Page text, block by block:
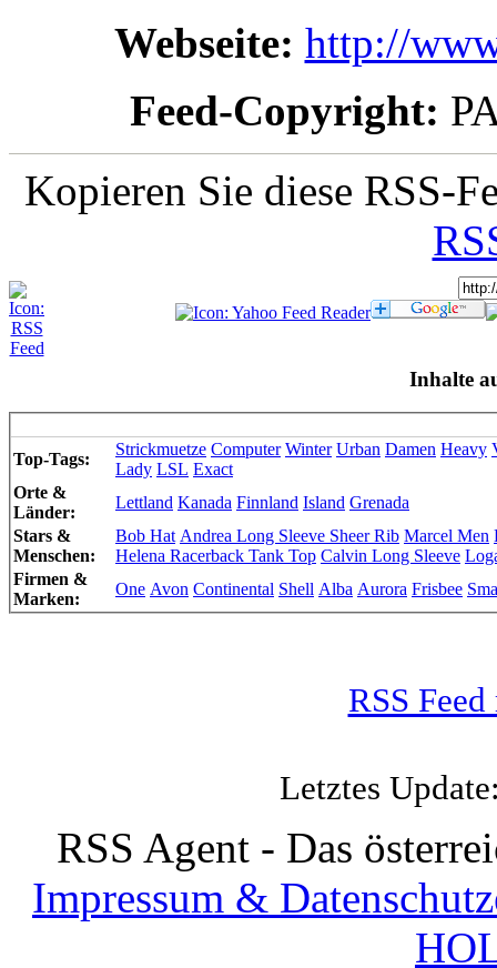
Webseite: http://
Feed-Copyright:
Kopieren Sie diese RSS-
Inhalte
Top-Tags:
Strickmuetze Computer Winter Urban Damen Heavy
Lady LSL Exact
Orte &
Länder:
Lettland Kanada Finnland Island Grenada
Stars &
Menschen:
Bob Hat Andrea Long Sleeve Sheer Rib Marcel Men
Helena Racerback Tank Top Calvin Long Sleeve
Firmen &
Marken:
One Avon Continental Shell Alba Aurora Frisbee
RSS
Letztes
RSS Agent - Das
Impressum &